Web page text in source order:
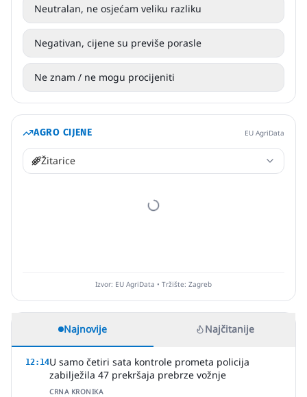
Neutralan, ne osjećam veliku razliku
Negativan, cijene su previše porasle
Ne znam / ne mogu procijeniti
AGRO CIJENE EU AgriData
Žitarice
Izvor: EU AgriData • Tržište: Zagreb
Najnovije Najčitanije
12:14U samo četiri sata kontrole prometa policija
zabilježila 47 prekršaja prebrze vožnje
CRNA KRONIKA